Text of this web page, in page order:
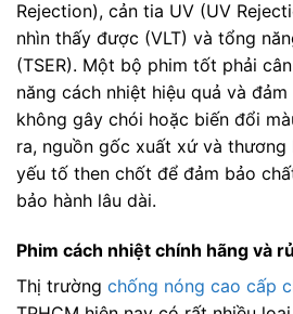
Rejection), cản tia UV (UV
nhìn thấy được (VLT) và tổng
(TSER). Một bộ phim tốt phải
năng cách nhiệt hiệu quả và
không gây chói hoặc biến đổi
ra, nguồn gốc xuất xứ và thương
yếu tố then chốt để đảm bảo
bảo hành lâu dài.
Phim cách nhiệt chính hãng và
Thị trường chống nóng cao cấp